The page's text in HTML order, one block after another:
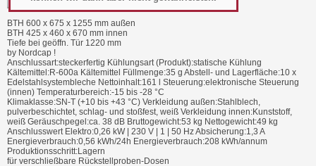
BTH 600 x 675 x 1255 mm außen
BTH 425 x 460 x 670 mm innen
Tiefe bei geöffn. Tür 1220 mm
by Nordcap !
Anschlussart:steckerfertig Kühlungsart (Produkt):statische Kühlung
Kältemittel:R-600a Kältemittel Füllmenge:35 g Abstell- und Lagerfläche:10 x
Edelstahlsystembleche Nettoinhalt:161 l Steuerung:elektronische Steuerung
(innen) Temperaturbereich:-15 bis -28 °C
Klimaklasse:SN-T (+10 bis +43 °C) Verkleidung außen:Stahlblech,
pulverbeschichtet, schlag- und stoßfest, weiß Verkleidung innen:Kunststoff,
weiß Geräuschpegel:ca. 38 dB Bruttogewicht:53 kg Nettogewicht:49 kg
Anschlusswert Elektro:0,26 kW | 230 V | 1 | 50 Hz Absicherung:1,3 A
Energieverbrauch:0,56 kWh/24h Energieverbrauch:208 kWh/annum
Produktionsschritt:Lagern
für verschließbare Rückstellproben-Dosen